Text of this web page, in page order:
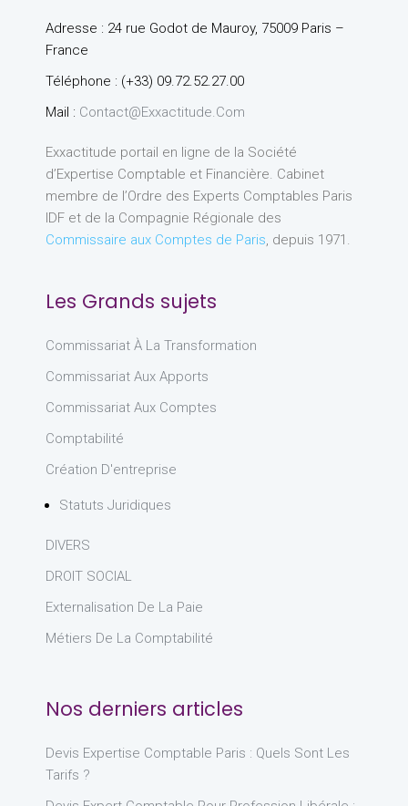
Adresse : 24 rue Godot de Mauroy, 75009 Paris –
France
Téléphone : (+33) 09.72.52.27.00
Mail : Contact@exxactitude.com
Exxactitude portail en ligne de la Société
d’Expertise Comptable et Financière. Cabinet
membre de l’Ordre des Experts Comptables Paris
IDF et de la Compagnie Régionale des
Commissaire aux Comptes de Paris, depuis 1971.
Les Grands sujets
Commissariat À La Transformation
Commissariat Aux Apports
Commissariat Aux Comptes
Comptabilité
Création D'entreprise
Statuts Juridiques
DIVERS
DROIT SOCIAL
Externalisation De La Paie
Métiers De La Comptabilité
Nos derniers articles
Devis Expertise Comptable Paris : Quels Sont Les
Tarifs ?